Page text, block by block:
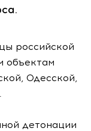
российской
объектам
Одесской,
детонации